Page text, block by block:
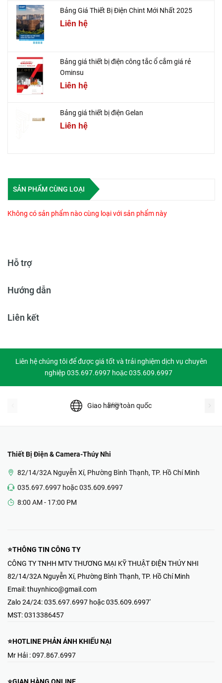
Bảng Giá Thiết Bị Điện Chint Mới Nhất 2025
Liên hệ
Bảng giá thiết bị điện công tắc ổ cắm giá rẻ
Ominsu
Liên hệ
Bảng giá thiết bị điện Gelan
Liên hệ
SẢN PHẨM CÙNG LOẠI
Không có sản phẩm nào cùng loại với sản phẩm này
Hỗ trợ
Hướng dẫn
Liên kết
Liên hệ chúng tôi để được giá tốt và trải nghiệm dịch vụ chuyên
nghiệp 035.697.6997 hoặc 035.609.6997
Giao hàng toàn quốc
prev
8:00 AM - 17:00 PM